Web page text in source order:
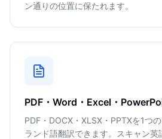
ン通りの位置に保たれます。
PDF・Word・Excel・
PDF・DOCX・XLSX・PPTXを1つ
ランド語翻訳できます。スキャン英